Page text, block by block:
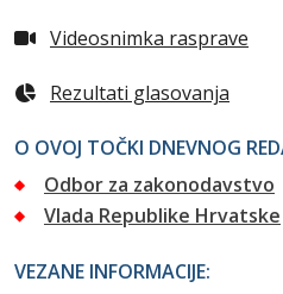
Videosnimka rasprave
Rezultati glasovanja
O OVOJ TOČKI DNEVNOG
Odbor za zakonodavstvo
Vlada Republike Hrvatske
VEZANE INFORMACIJE: